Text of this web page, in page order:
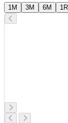
1M 3M 6M 1R